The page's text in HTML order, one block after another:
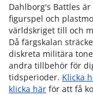
Dahlborg's Battles
figurspel och
världskriget till och
Då färgskalan
diskreta militära
andra tillbehör för
tidsperioder. Klicka
klicka här för att få